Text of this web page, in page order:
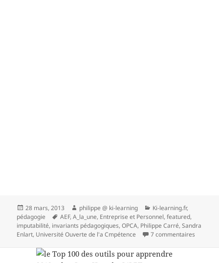
Publié
le
28 mars, 2013 Auteur
philippe @ ki-learning Catégories
Ki-learning.fr,
pédagogie
Mots-
clés
AEF,A_la_une, Entreprise et Personnel,featured,
imputabilité, invariants pédagogiques,OPCA, Philippe Carré,Sandra
Enlart, Université Ouverte de l'a Cmpétence 7 commentaires